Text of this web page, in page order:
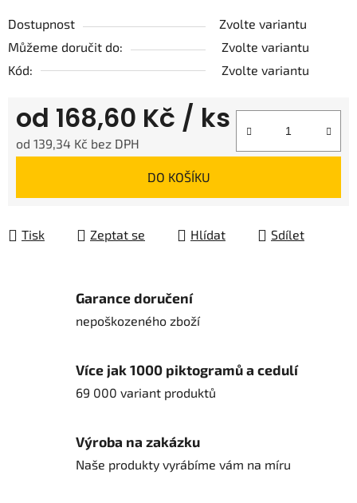
Dostupnost
Zvolte variantu
Můžeme doručit do:
Zvolte variantu
Kód:
Zvolte variantu
od 168,60 Kč / ks
od 139,34 Kč bez DPH
DO KOŠÍKU
Tisk Zeptat se Hlídat Sdílet
Garance doručení
nepoškozeného zboží
Více jak 1000 piktogramů a cedulí
69 000 variant produktů
Výroba na zakázku
Naše produkty vyrábíme vám na míru